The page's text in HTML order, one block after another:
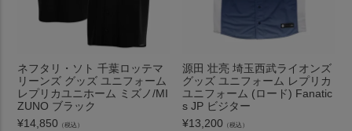
ネフタリ・ソト 千葉ロッテマ
リーンズ グッズ ユニフォーム
レプリカユニホーム ミズノ/MI
ZUNO ブラック
¥14,850 （税込）
源田 壮亮 埼玉西武ライオンズ
グッズ ユニフォーム レプリカ
ユニフォーム (ロード) Fanatic
s JP ビジター
¥13,200 （税込）